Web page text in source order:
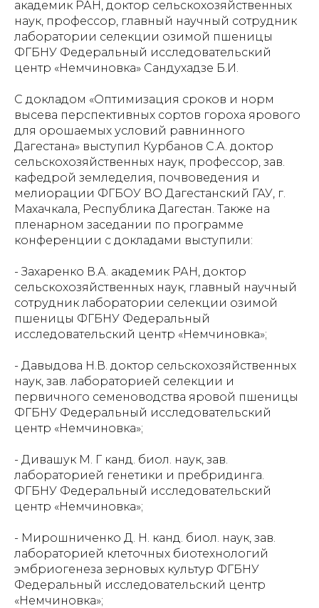
академик РАН, доктор сельскохозяйственных
наук, профессор, главный научный сотрудник
лаборатории селекции озимой пшеницы
ФГБНУ Федеральный исследовательский
центр «Немчиновка» Сандухадзе Б.И.
С докладом «Оптимизация сроков и норм
высева перспективных сортов гороха ярового
для орошаемых условий равнинного
Дагестана» выступил Курбанов С.А. доктор
сельскохозяйственных наук, профессор, зав.
кафедрой земледелия, почвоведения и
мелиорации ФГБОУ ВО Дагестанский ГАУ, г.
Махачкала, Республика Дагестан. Также на
пленарном заседании по программе
конференции с докладами выступили:
- Захаренко В.А. академик РАН, доктор
сельскохозяйственных наук, главный научный
сотрудник лаборатории селекции озимой
пшеницы ФГБНУ Федеральный
исследовательский центр «Немчиновка»;
- Давыдова Н.В. доктор сельскохозяйственных
наук, зав. лабораторией селекции и
первичного семеноводства яровой пшеницы
ФГБНУ Федеральный исследовательский
центр «Немчиновка»;
- Дивашук М. Г канд. биол. наук, зав.
лабораторией генетики и пребридинга.
ФГБНУ Федеральный исследовательский
центр «Немчиновка»;
- Мирошниченко Д. Н. канд. биол. наук, зав.
лабораторией клеточных биотехнологий
эмбриогенеза зерновых культур ФГБНУ
Федеральный исследовательский центр
«Немчиновка»;